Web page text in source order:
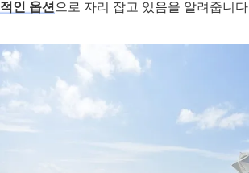
적인 옵션으로 자리 잡고 있음을 알려줍니다